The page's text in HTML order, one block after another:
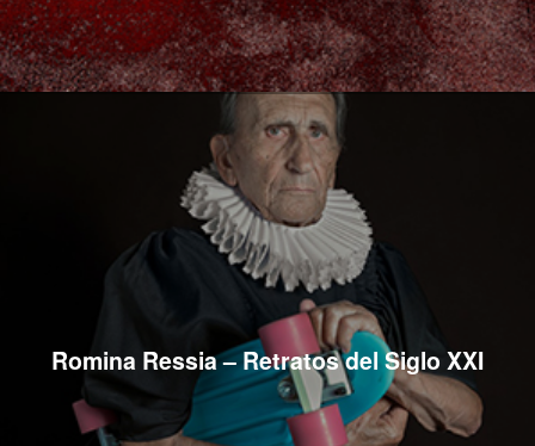
Romina Ressia – Retratos del Siglo XXI